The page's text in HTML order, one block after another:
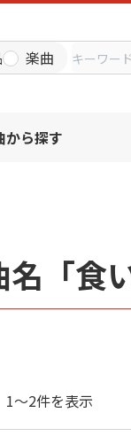
楽曲
から探す
名「食
～2件を表示